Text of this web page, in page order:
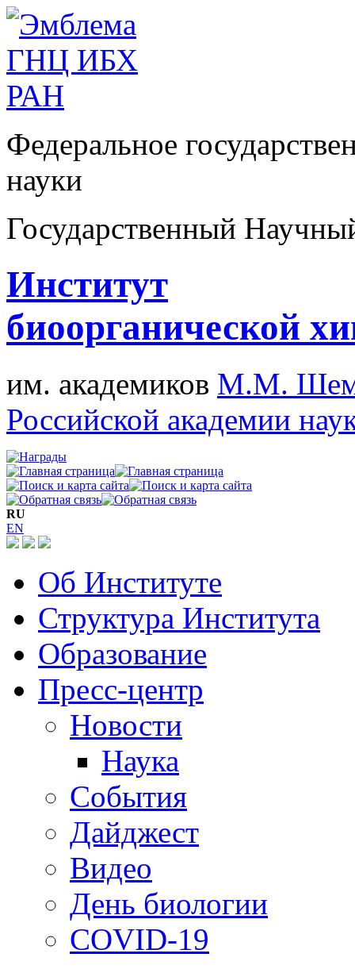
Федеральное
науки
Государственный
Институт
биоорганической
им. академиков М.М.
Российской академии
RU
EN
Об Институте
Структура Института
Образование
Пресс-центр
Новости
Наука
События
Дайджест
Видео
День биологии
COVID-19